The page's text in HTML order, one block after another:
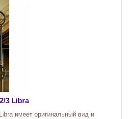
3 Libra
имеет оригинальный вид и